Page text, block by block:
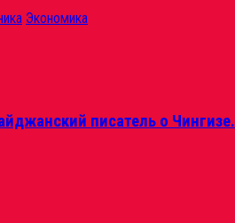
Экономика
писатель о